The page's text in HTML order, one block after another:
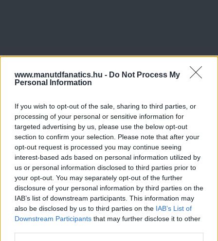
www.manutdfanatics.hu - Do Not Process My
Personal Information
If you wish to opt-out of the sale, sharing to third parties, or
processing of your personal or sensitive information for
targeted advertising by us, please use the below opt-out
section to confirm your selection. Please note that after your
opt-out request is processed you may continue seeing
interest-based ads based on personal information utilized by
us or personal information disclosed to third parties prior to
your opt-out. You may separately opt-out of the further
disclosure of your personal information by third parties on the
IAB’s list of downstream participants. This information may
also be disclosed by us to third parties on the IAB’s List of
Downstream Participants that may further disclose it to other